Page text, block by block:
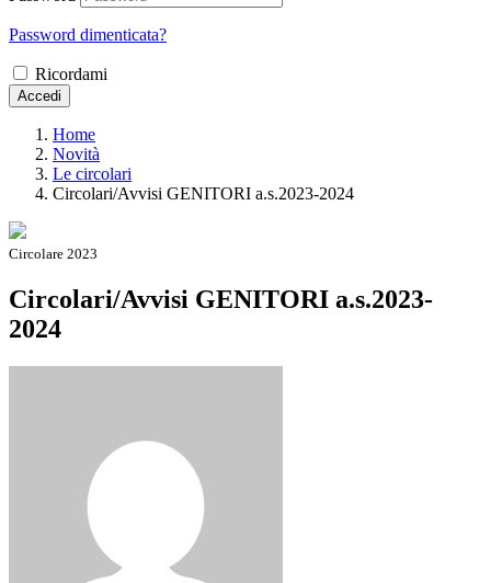
Password dimenticata?
Ricordami
Accedi
Home
Novità
Le circolari
Circolari/Avvisi GENITORI a.s.2023-2024
Circolare 2023
Circolari/Avvisi GENITORI a.s.2023-
2024